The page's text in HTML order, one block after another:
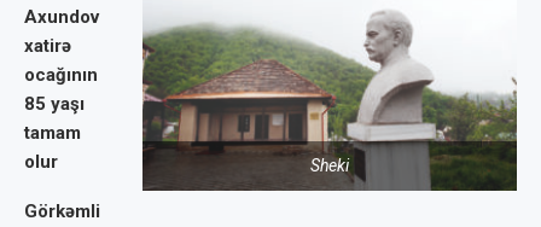
Sheki
Axundov
xatirə
ocağının
85 yaşı
tamam
olur
Görkəmli